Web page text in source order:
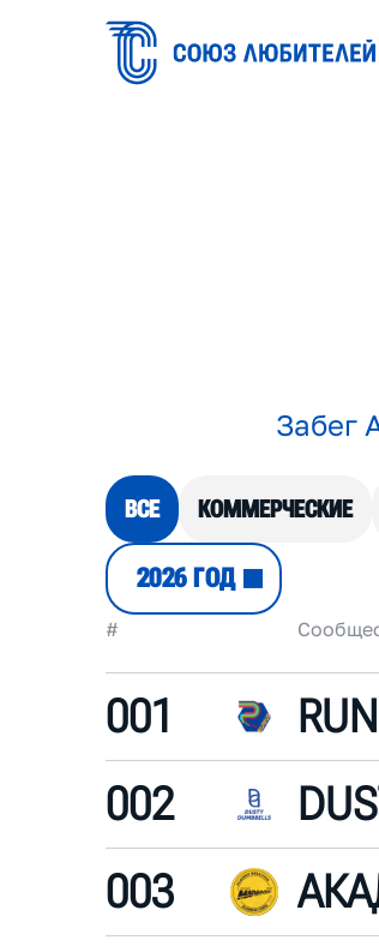
Забег
ВСЕ КОММЕРЧЕСКИЕ
2026 ГОД
#
001
002
003